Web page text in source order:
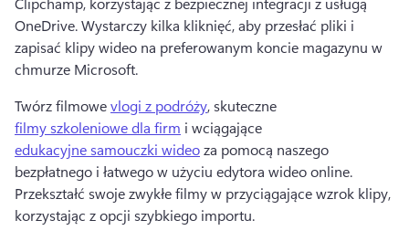
OneDrive. Wystarczy kilka kliknięć, aby przesłać pliki i
zapisać klipy wideo na preferowanym koncie magazynu w
chmurze Microsoft.
Twórz filmowe vlogi z podróży, skuteczne
filmy szkoleniowe dla firm i wciągające
edukacyjne samouczki wideo za pomocą naszego
Przekształć swoje zwykłe filmy w przyciągające wzrok klipy,
korzystając z opcji szybkiego importu.